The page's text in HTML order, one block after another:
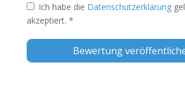
Ich habe die Datenschutzerklärung
akzeptiert. *